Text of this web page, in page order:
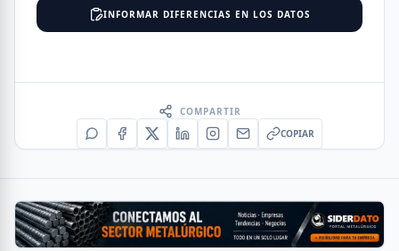
INFORMAR DIFERENCIAS EN LOS DATOS
COMPARTIR
COPIAR